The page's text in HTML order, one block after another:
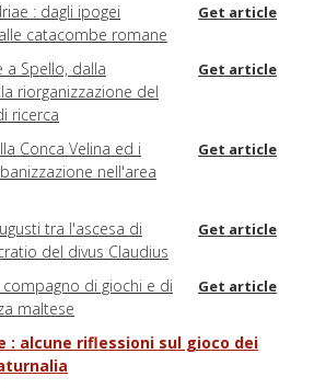
: dagli ipogei
catacombe romane
Get article
a Spello, dalla
riorganizzazione del
ricerca
Get article
Conca Velina ed i
nell'area
Get article
tra l'ascesa di
del divus Claudius
Get article
di giochi e di
maltese
Get article
: alcune riflessioni sul gioco dei